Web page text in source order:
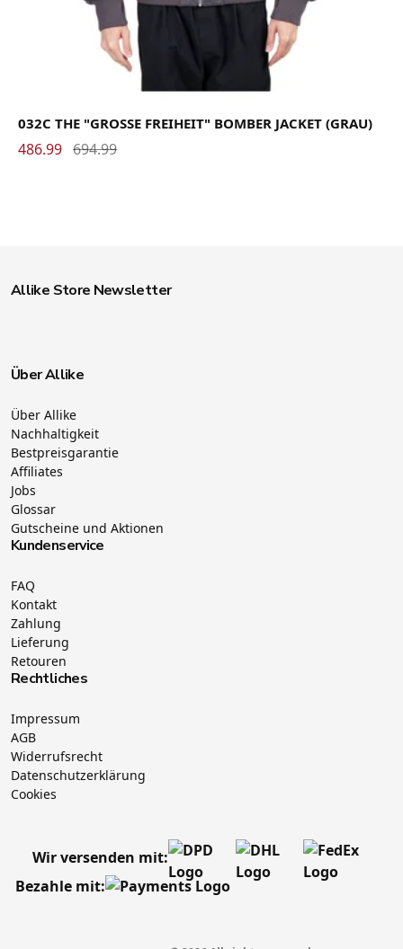
032C THE "GROSSE FREIHEIT" BOMBER JACKET (GRAU)
486.99 694.99
Allike Store Newsletter
Über Allike
Über Allike
Nachhaltigkeit
Bestpreisgarantie
Affiliates
Jobs
Glossar
Gutscheine und Aktionen
Kundenservice
FAQ
Kontakt
Zahlung
Lieferung
Retouren
Rechtliches
Impressum
AGB
Widerrufsrecht
Datenschutzerklärung
Cookies
Wir versenden mit:
Bezahle mit: